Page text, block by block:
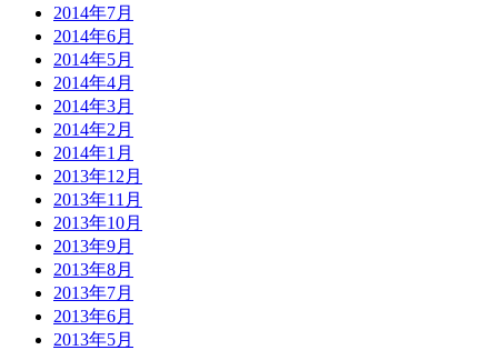
2014年7月
2014年6月
2014年5月
2014年4月
2014年3月
2014年2月
2014年1月
2013年12月
2013年11月
2013年10月
2013年9月
2013年8月
2013年7月
2013年6月
2013年5月